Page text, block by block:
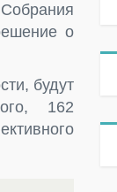
о
будут
162